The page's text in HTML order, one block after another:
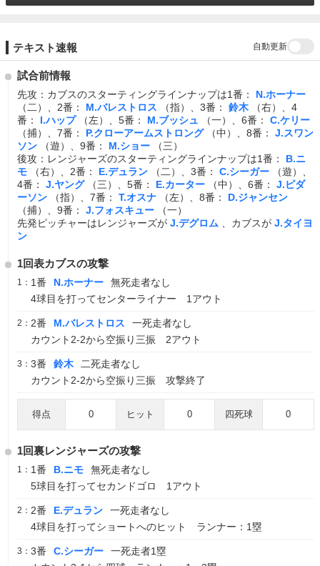
テキスト速報 自動更新
試合前情報
先攻：カブスのスターティングラインナップは1番：
N.ホーナー
（二）、2番：
M.バレストロス （指）、3番： 鈴木
（右）、4
番：
I.ハップ （左）、5番： M.ブッシュ （一）、6番：
C.ケリー
（捕）、7番：
P.クローアームストロング （中）、8番：
J.スワン
ソン
（遊）、9番： M.ショー
（三）
後攻：レンジャーズのスターティングラインナップは1番：
B.ニ
モ
（右）、2番： E.デュラン （二）、3番： C.シーガー
（遊）、
4番：
J.ヤング （三）、5番： E.カーター （中）、6番：
J.ピダ
ーソン
（指）、7番： T.オスナ （左）、8番：
D.ジャンセン
（捕）、9番：
J.フォスキュー
（一）
先発ピッチャーはレンジャーズが J.デグロム 、カブスが J.タイヨ
ン
1回表カブスの攻撃
1： 1番 N.ホーナー
無死走者なし
4球目を打ってセンターライナー 1アウト
2： 2番 M.バレストロス
一死走者なし
カウント2-2から空振り三振 2アウト
3： 3番 鈴木
二死走者なし
カウント2-2から空振り三振 攻撃終了
得点 0 ヒット 0 四死球 0
1回裏レンジャーズの攻撃
1： 1番 B.ニモ
無死走者なし
5球目を打ってセカンドゴロ 1アウト
2： 2番 E.デュラン
一死走者なし
4球目を打ってショートへのヒット ランナー：1塁
3： 3番 C.シーガー
一死走者1塁